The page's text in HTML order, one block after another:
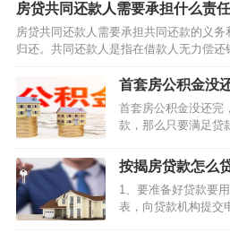
房贷共同还款人需要承担什么责任
房贷共同还款人需要承担共同还款的义
归还。共同还款人是指在借款人无力偿
有债务没有权利，是主债务人之一。共
任。 债权人可以向任何一个人主张全部
首套房公积金没
首套房公积金没还完
款，那么只要满足贷
的公积金没有还清，
可见，不管用户首套
都可以再次申请贷
按揭房贷款怎么
1、要准备好贷款要
表，向贷款机构提交